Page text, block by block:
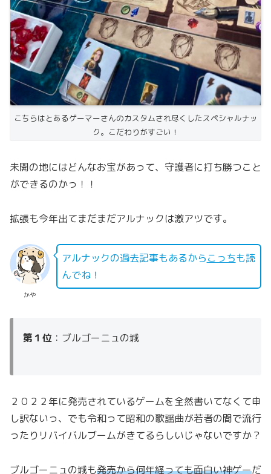
こちらはとあるゲーマーさんのカスタムされ尽くしたスペシャルナッ
ク。こだわりがすごい！
未開の地にはどんなお宝があって、守護者に打ち勝つこと
ができるのかっ！！
拡張も今年出てまだまだアルナックは激アツです。
かや
アルナックの過去記事もあるからこっちも読
んでね！
第１位 ：ブルゴーニュの城
２０２２年に発売されているゲームを全然書いてなくて申
し訳ないっ、でも令和って昭和の歌謡曲が若者の間で流行
ったりリバイバルブームがきてるらしいじゃないですか？
ブルゴーニュの城も発売から何年経っても面白い神ゲーだ